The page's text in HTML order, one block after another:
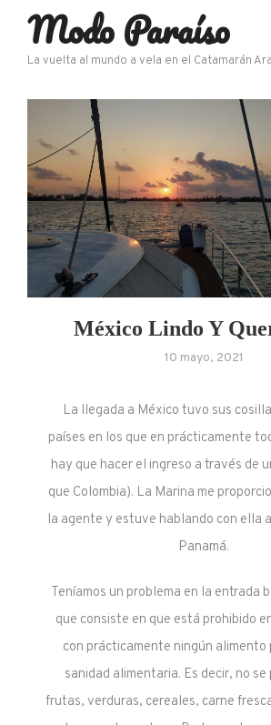
content
Modo Paraíso
La vuelta al mundo a vela en el Catamarán
México Lindo Y
10 mayo, 2021
La llegada a México tuvo sus
países en los que en prácticamente
hay que hacer el ingreso a través de
que Colombia). La Marina me
la agente y estuve hablando con ella
Panamá.
Teníamos un problema en la entrada
que consiste en que está prohibido
con prácticamente ningún alimento
sanidad alimentaria. Es decir, no
frutas, verduras, cereales, carne